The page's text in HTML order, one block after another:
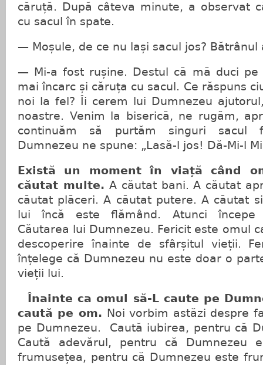
căruță. După câteva minute, a observat
cu sacul în spate.
— Moșule, de ce nu lași sacul jos? Bătrânul
— Mi-a fost rușine. Destul că mă duci pe
mai încarc și căruța cu sacul. Ce răspuns
noi la fel? Îi cerem lui Dumnezeu
noastre. Venim la biserică, ne rugăm,
continuăm să purtăm singuri sacul
Dumnezeu ne spune: „Lasă-l jos! Dă-Mi-l
Există un moment în viață când
căutat multe.A căutat bani. A căutat
căutat plăceri. A căutat putere. A căutat
lui încă este flămând. Atunci începe
Căutarea lui Dumnezeu. Fericit este omul
descoperire înainte de sfârșitul vieții.
înțelege că Dumnezeu nu este doar o
vieții lui.
Înainte ca omul să-L caute pe
caută pe om. Noi vorbim astăzi despre
pe Dumnezeu. Caută iubirea, pentru că
Caută adevărul, pentru că Dumnezeu
frumusețea, pentru că Dumnezeu este